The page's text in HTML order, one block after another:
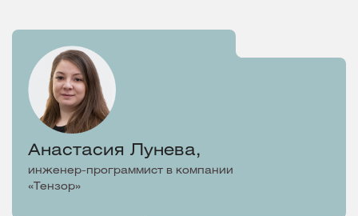
Анастасия Лунева,
инженер-программист в компании
«Тензор»